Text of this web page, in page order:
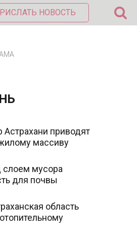
ПРИСЛАТЬ НОВОСТЬ
приводят
массиву
слоем мусора
для почвы
область